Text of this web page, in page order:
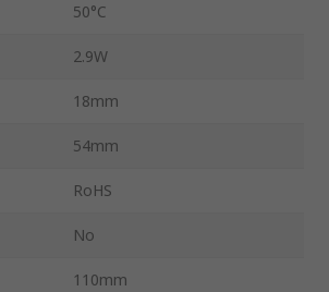
50°C
2.9W
18mm
54mm
RoHS
No
110mm